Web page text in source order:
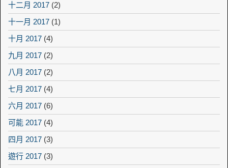
十二月 2017 (2)
十一月 2017 (1)
十月 2017 (4)
九月 2017 (2)
八月 2017 (2)
七月 2017 (4)
六月 2017 (6)
可能 2017 (4)
四月 2017 (3)
遊行 2017 (3)